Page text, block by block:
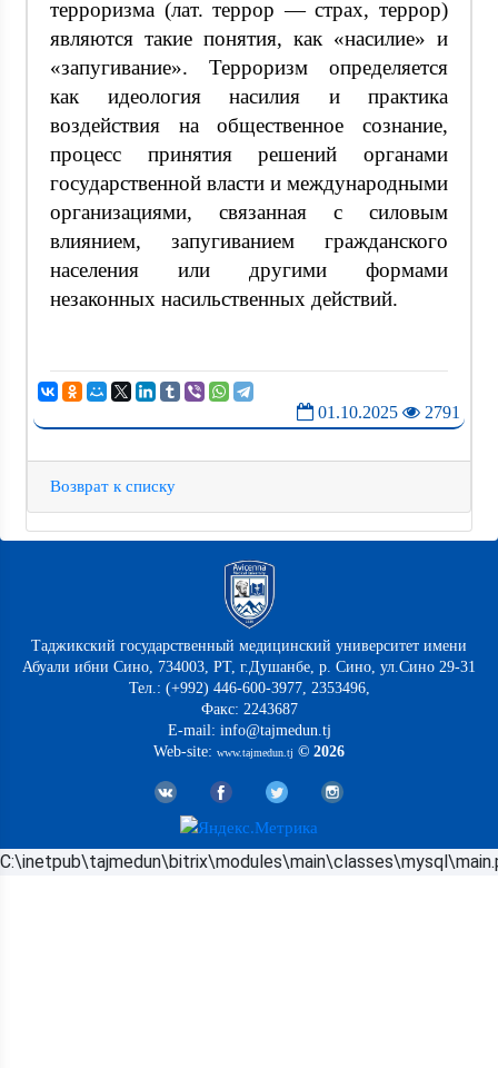
терроризма (лат. террор — страх, террор)
являются такие понятия, как «насилие» и
«запугивание». Терроризм определяется
как идеология насилия и практика
воздействия на общественное сознание,
процесс принятия решений органами
государственной власти и международными
организациями, связанная с силовым
влиянием, запугиванием гражданского
населения или другими формами
незаконных насильственных действий.
01.10.2025 2791
Возврат к списку
Таджикский государственный медицинский университет имени
Абуали ибни Сино, 734003, РТ, г.Душанбе, р. Сино, ул.Сино 29-31
Тел.: (+992) 446-600-3977, 2353496,
Факс: 2243687
E-mail: info@tajmedun.tj
Web-site: www.tajmedun.tj © 2026